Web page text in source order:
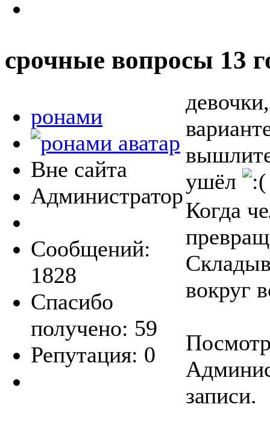
срочные вопросы 13
ронами
Вне сайта
Администратор
Сообщений:
1828
Спасибо
получено: 59
Репутация: 0
ушёл
Когда
вокруг
записи.